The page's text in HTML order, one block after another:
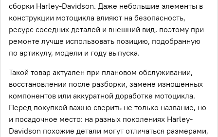
сборки Harley-Davidson. Даже небольшие элементы в
конструкции мотоцикла влияют на безопасность,
ресурс соседних деталей и внешний вид, поэтому при
ремонте лучше использовать позицию, подобранную
по артикулу, модели и году выпуска.
Такой товар актуален при плановом обслуживании,
восстановлении после разборки, замене изношенных
компонентов или аккуратной доработке мотоцикла.
Перед покупкой важно сверить не только название, но
и посадочное место: на разных поколениях Harley-
Davidson похожие детали могут отличаться размерами,